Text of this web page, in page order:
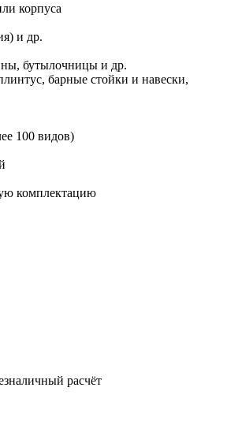
корпуса
и др.
бутылочницы и др.
барные стойки и навески,
100 видов)
комплектацию
расчёт